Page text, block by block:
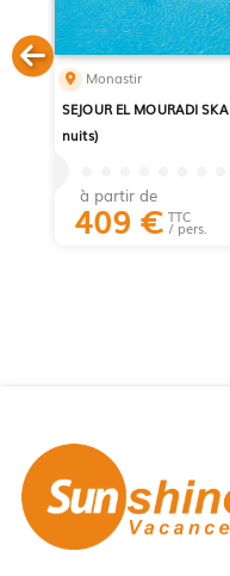
Monastir
SEJOUR EL MOURADI
nuits)
à partir de
409 € TTC
/ pers.